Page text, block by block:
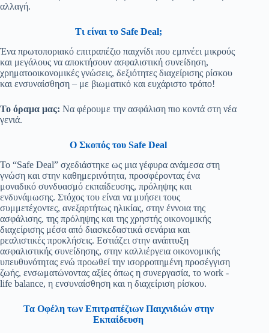
αλλαγή.
Τι είναι το Safe Deal;
Ένα πρωτοποριακό επιτραπέζιο παιχνίδι που εμπνέει μικρούς
και μεγάλους να αποκτήσουν ασφαλιστική συνείδηση,
χρηματοοικονομικές γνώσεις, δεξιότητες διαχείρισης ρίσκου
και ενσυναίσθηση – με βιωματικό και ευχάριστο τρόπο!
Το όραμα μας: Να φέρουμε την ασφάλιση πιο κοντά στη νέα
γενιά.
Ο Σκοπός του Safe Deal
Το “Safe Deal” σχεδιάστηκε ως μια γέφυρα ανάμεσα στη
γνώση και στην καθημερινότητα, προσφέροντας ένα
μοναδικό συνδυασμό εκπαίδευσης, πρόληψης και
ενδυνάμωσης. Στόχος του είναι να μυήσει τους
συμμετέχοντες, ανεξαρτήτως ηλικίας, στην έννοια της
ασφάλισης, της πρόληψης και της χρηστής οικονομικής
διαχείρισης μέσα από διασκεδαστικά σενάρια και
ρεαλιστικές προκλήσεις. Εστιάζει στην ανάπτυξη
ασφαλιστικής συνείδησης, στην καλλιέργεια οικονομικής
υπευθυνότητας ενώ προωθεί την ισορροπημένη προσέγγιση
ζωής, ενσωματώνοντας αξίες όπως η συνεργασία, το work -
life balance, η ενσυναίσθηση και η διαχείριση ρίσκου.
Τα Οφέλη των Επιτραπέζιων Παιχνιδιών στην
Εκπαίδευση